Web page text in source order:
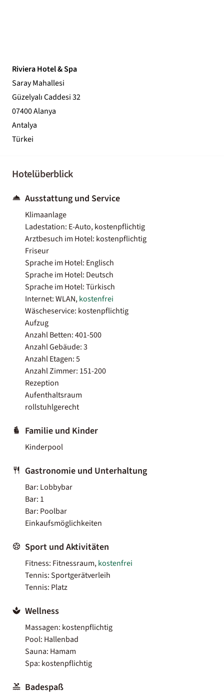
Riviera Hotel & Spa
Saray Mahallesi
Güzelyalı Caddesi 32
07400 Alanya
Antalya
Türkei
Hotelüberblick
Ausstattung und Service
Klimaanlage
Ladestation: E-Auto, kostenpflichtig
Arztbesuch im Hotel: kostenpflichtig
Friseur
Sprache im Hotel: Englisch
Sprache im Hotel: Deutsch
Sprache im Hotel: Türkisch
Internet: WLAN,kostenfrei
Wäscheservice: kostenpflichtig
Aufzug
Anzahl Betten: 401-500
Anzahl Gebäude: 3
Anzahl Etagen: 5
Anzahl Zimmer: 151-200
Rezeption
Aufenthaltsraum
rollstuhlgerecht
Familie und Kinder
Kinderpool
Gastronomie und Unterhaltung
Bar: Lobbybar
Bar: 1
Bar: Poolbar
Einkaufsmöglichkeiten
Sport und Aktivitäten
Fitness: Fitnessraum,kostenfrei
Tennis: Sportgerätverleih
Tennis: Platz
Wellness
Massagen: kostenpflichtig
Pool: Hallenbad
Sauna: Hamam
Spa: kostenpflichtig
Badespaß